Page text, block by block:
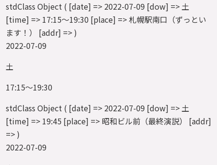
stdClass Object ( [date] => 2022-07-09 [dow] => 土
[time] => 17:15～19:30 [place] => 札幌駅南口（ずっとい
ます！） [addr] => )
2022-07-09
土
17:15～19:30
stdClass Object ( [date] => 2022-07-09 [dow] => 土
[time] => 19:45 [place] => 昭和ビル前（最終演説） [addr]
=> )
2022-07-09